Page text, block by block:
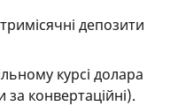
депозити
курсі долара
конвертаційні).